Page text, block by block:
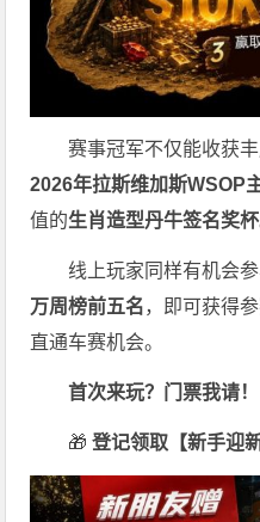
赛事冠军不仅能收获
2026年拉斯维加斯WSOP
值的生肖造型丹牛签名奖杯
线上玩家同样有机会
万周榜前五名，即可获得
直通车赛机会。
首次来玩？门票我请！
🎁 登记领取【新手迎